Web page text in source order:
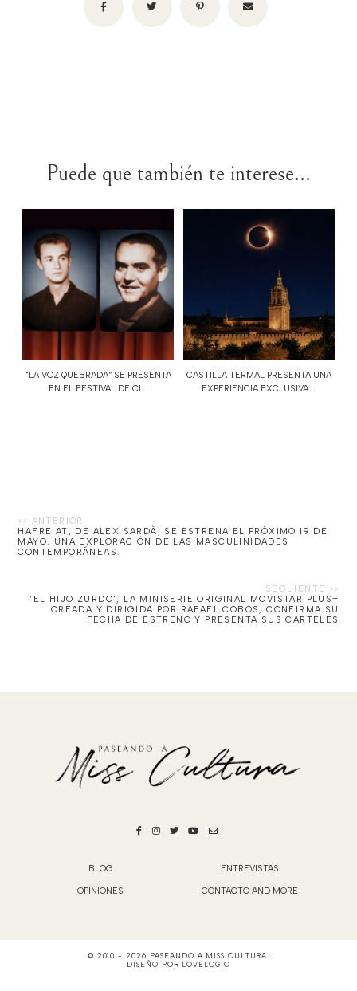
Puede que también te interese...
"LA VOZ QUEBRADA“ SE PRESENTA
EN EL FESTIVAL DE CI...
CASTILLA TERMAL PRESENTA UNA
EXPERIENCIA EXCLUSIVA...
HAFREIAT, DE ALEX SARDÀ, SE ESTRENA EL PRÓXIMO 19 DE
MAYO. UNA EXPLORACIÓN DE LAS MASCULINIDADES
CONTEMPORÁNEAS.
'EL HIJO ZURDO', LA MINISERIE ORIGINAL MOVISTAR PLUS+
CREADA Y DIRIGIDA POR RAFAEL COBOS, CONFIRMA SU
FECHA DE ESTRENO Y PRESENTA SUS CARTELES
BLOG ENTREVISTAS
OPINIONES CONTACTO AND MORE
© 2010 - 2026 PASEANDO A MISS CULTURA
DISEÑO POR LOVELOGIC